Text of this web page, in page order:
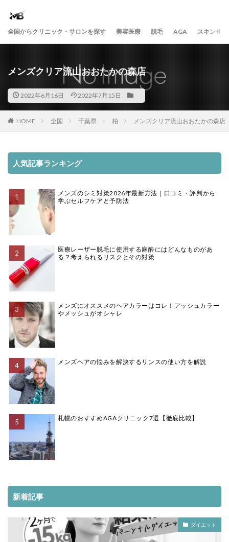
全国からクリニック・サロンを探す 美容医療 脱毛 AGA スキンケア
メンズクリア流山おおたかの森店
2022年6月16日 2022年7月15日
HOME 全国 千葉県 柏 メンズクリア流山おおたかの森店
人気記事ランキング
メンズのシミ対策2026年最新方法｜口コミ・評判から
学ぶセルフケアと予防法
医療レーザー脱毛に使用する麻酔にはどんなものがあ
る？考えられるリスクとその対策
メンズにオススメのヘアカラーはコレ！アッシュカラー
やメッシュがオシャレ
メンズヘアの悩みを解決するリンスの使い方を解説
札幌のおすすめAGAクリニック7選【徹底比較】
新着記事
ダイエット